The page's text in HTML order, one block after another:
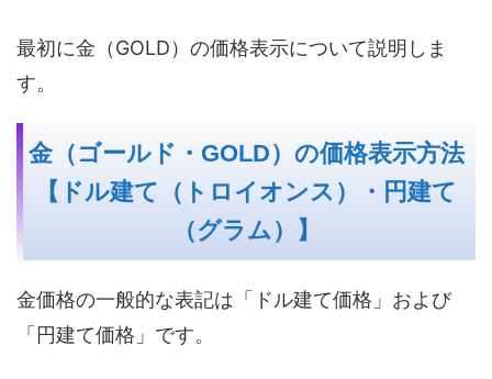
最初に金（GOLD）の価格表示について説明しま
す。
金（ゴールド・GOLD）の価格表示方法
【ドル建て（トロイオンス）・円建て
（グラム）】
金価格の一般的な表記は「ドル建て価格」および
「円建て価格」です。